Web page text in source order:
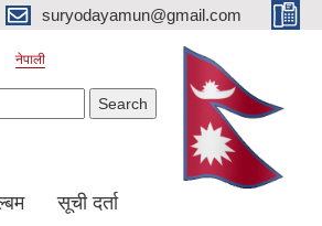
suryodayamun@gmail.com
नेपाली
सूची दर्ता